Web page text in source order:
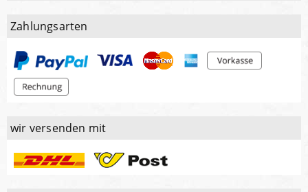
Zahlungsarten
wir versenden mit